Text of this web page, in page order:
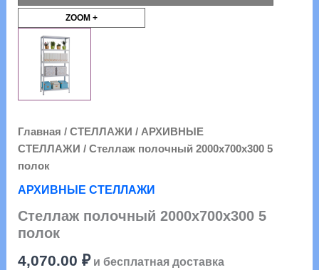
ZOOM +
Главная / СТЕЛЛАЖИ / АРХИВНЫЕ
СТЕЛЛАЖИ / Стеллаж полочный 2000х700х300 5
полок
АРХИВНЫЕ СТЕЛЛАЖИ
Стеллаж полочный 2000х700х300 5
полок
4,070.00 ₽ и бесплатная доставка